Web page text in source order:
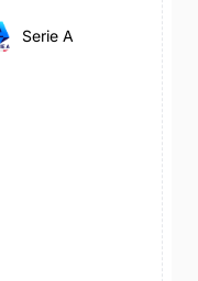
Serie A